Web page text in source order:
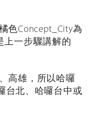
色Concept_City為
上一步驟講解的
高雄，所以哈囉
台北、哈囉台中或